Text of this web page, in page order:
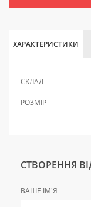
ХАРАКТЕРИСТИКИ
СКЛАД
РОЗМІР
СТВОРЕННЯ
ВАШЕ ІМ'Я